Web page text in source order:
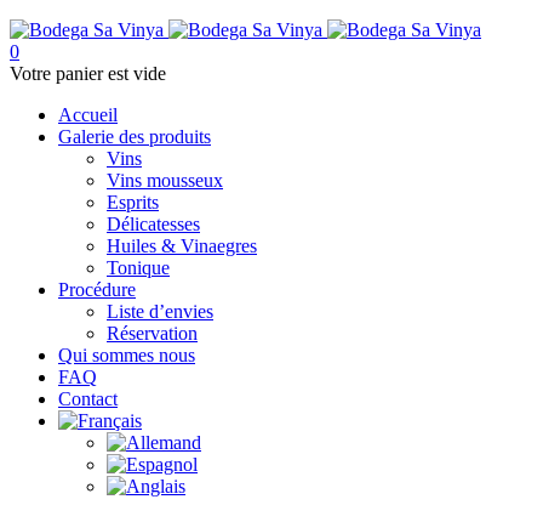
0
Votre panier est vide
Accueil
Galerie des produits
Vins
Vins mousseux
Esprits
Délicatesses
Huiles & Vinaegres
Tonique
Procédure
Liste d’envies
Réservation
Qui sommes nous
FAQ
Contact